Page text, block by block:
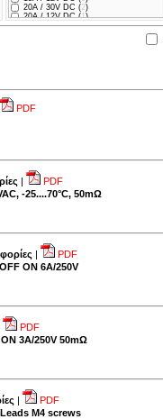
29.7x21.5x21.4mm (
31x21.5x19mm (1)
32.2x19.8x19mm (1)
20A / 30V DC (2)
20A / 12V DC (1)
PDF
|
PDF
-25....70°C, 50mΩ
|
PDF
ON 6A/250V
PDF
3A/250V 50mΩ
|
PDF
M4 screws